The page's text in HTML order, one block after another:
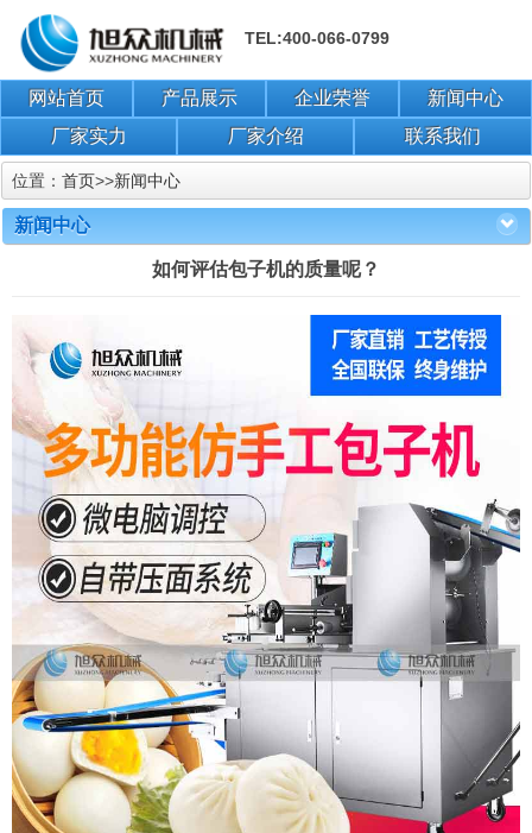
TEL:400-066-0799
网站首页 产品展示 企业荣誉
新闻中心
厂家实力
厂家介绍 联系我们
位置： 首页>>新闻中心
新闻中心
如何评估包子机的质量呢？